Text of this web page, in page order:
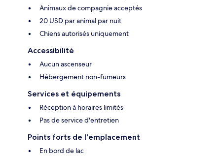
Animaux de compagnie acceptés
20 USD par animal par nuit
Chiens autorisés uniquement
Accessibilité
Aucun ascenseur
Hébergement non-fumeurs
Services et équipements
Réception à horaires limités
Pas de service d'entretien
Points forts de l'emplacement
En bord de lac